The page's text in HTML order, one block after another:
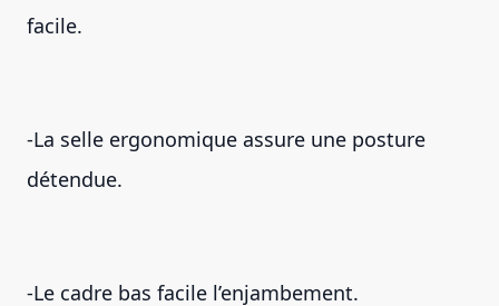
facile.
-La selle ergonomique assure une posture
détendue.
-Le cadre bas facile l’enjambement.